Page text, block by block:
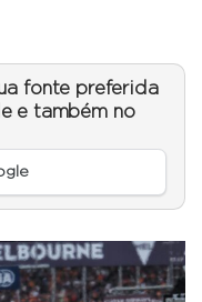
fonte preferida
e também no